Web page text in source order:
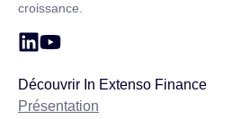
croissance.
Découvrir In Extenso Finance
Présentation